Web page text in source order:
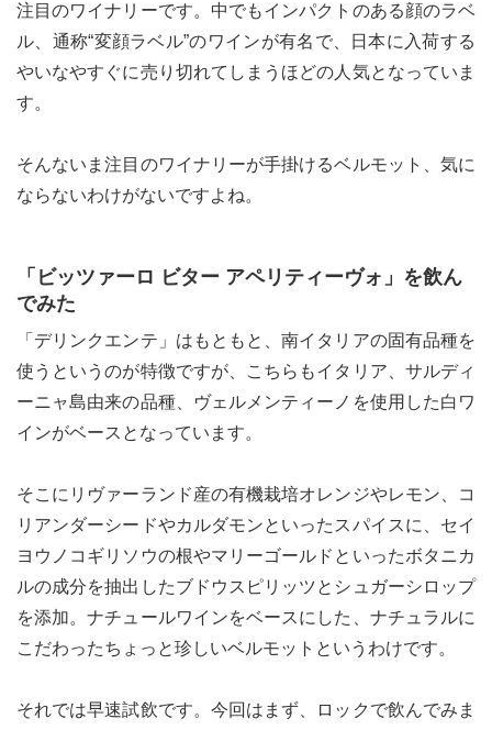
ノミスタイル] 公式twitterペ
エノミスタイル] 公式facebookペ
style[イエノミスタイル] 公式
注目のワイナリーです。中でもインパクトのある顔のラベ
ル、通称“変顔ラベル”のワインが有名で、日本に入荷する
やいなやすぐに売り切れてしまうほどの人気となっていま
す。
そんないま注目のワイナリーが手掛けるベルモット、気に
ならないわけがないですよね。
「ビッツァーロ ビター アペリティーヴォ」を飲ん
でみた
「デリンクエンテ」はもともと、南イタリアの固有品種を
使うというのが特徴ですが、こちらもイタリア、サルディ
ーニャ島由来の品種、ヴェルメンティーノを使用した白ワ
インがベースとなっています。
そこにリヴァーランド産の有機栽培オレンジやレモン、コ
リアンダーシードやカルダモンといったスパイスに、セイ
ヨウノコギリソウの根やマリーゴールドといったボタニカ
ルの成分を抽出したブドウスピリッツとシュガーシロップ
を添加。ナチュールワインをベースにした、ナチュラルに
こだわったちょっと珍しいベルモットというわけです。
それでは早速試飲です。今回はまず、ロックで飲んでみま